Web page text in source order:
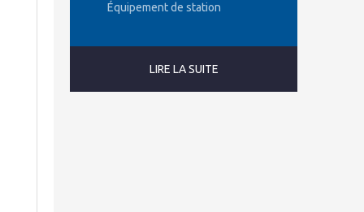
Équipement de station
LIRE LA SUITE